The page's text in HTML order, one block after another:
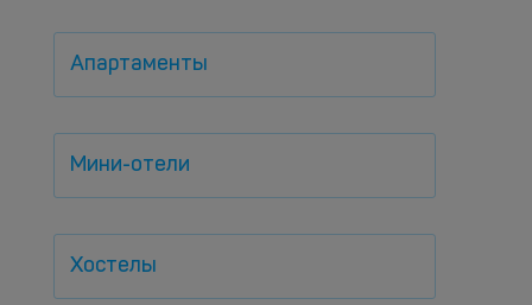
Апартаменты
Мини-отели
Хостелы